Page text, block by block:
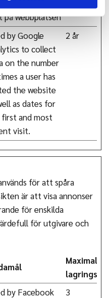
navigerar
på webbplatsen
by Google
to collect
on the number
a user has
the website
as dates for
and most
visit.
2 år
för att spåra
är att visa annonser
för enskilda
för utgivare och
Maximal
lagringstid
by Facebook
3